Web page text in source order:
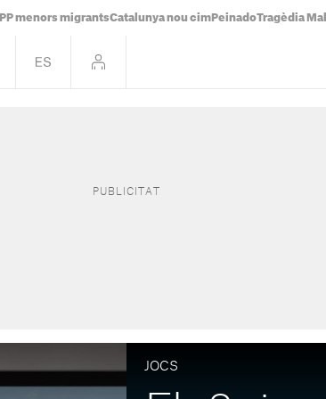
PP menors migrantsCatalunya nou cim PeinadoTragèdia
JOCS